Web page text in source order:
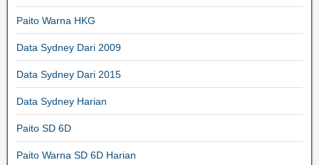
Paito Warna HKG
Data Sydney Dari 2009
Data Sydney Dari 2015
Data Sydney Harian
Paito SD 6D
Paito Warna SD 6D Harian